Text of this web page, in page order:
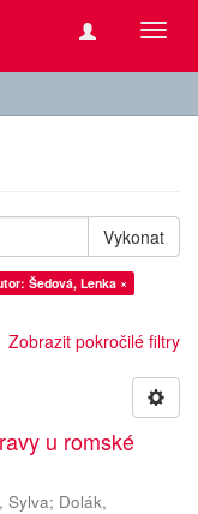
Vykonat
Šedová, Lenka ×
Zobrazit pokročilé filtry
u romské
Sylva; Dolák,